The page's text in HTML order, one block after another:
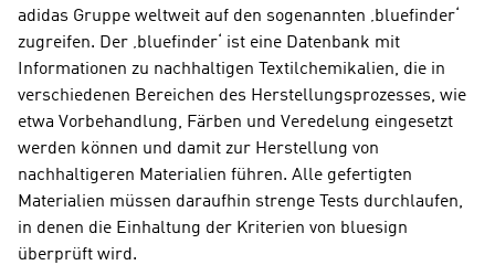
adidas Gruppe weltweit auf den sogenannten ‚bluefinder‘
zugreifen. Der ‚bluefinder‘ ist eine Datenbank mit
Informationen zu nachhaltigen Textilchemikalien, die in
verschiedenen Bereichen des Herstellungsprozesses, wie
etwa Vorbehandlung, Färben und Veredelung eingesetzt
werden können und damit zur Herstellung von
nachhaltigeren Materialien führen. Alle gefertigten
Materialien müssen daraufhin strenge Tests durchlaufen,
in denen die Einhaltung der Kriterien von bluesign
überprüft wird.